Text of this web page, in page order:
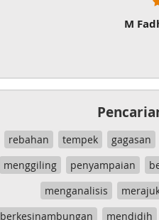
M
rebahan tempek gagasan
menggiling
penyampaian
menganalisis
berkesinambungan
mendidih